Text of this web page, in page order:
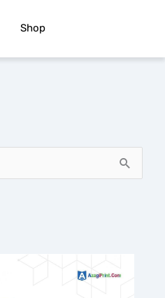
Shop